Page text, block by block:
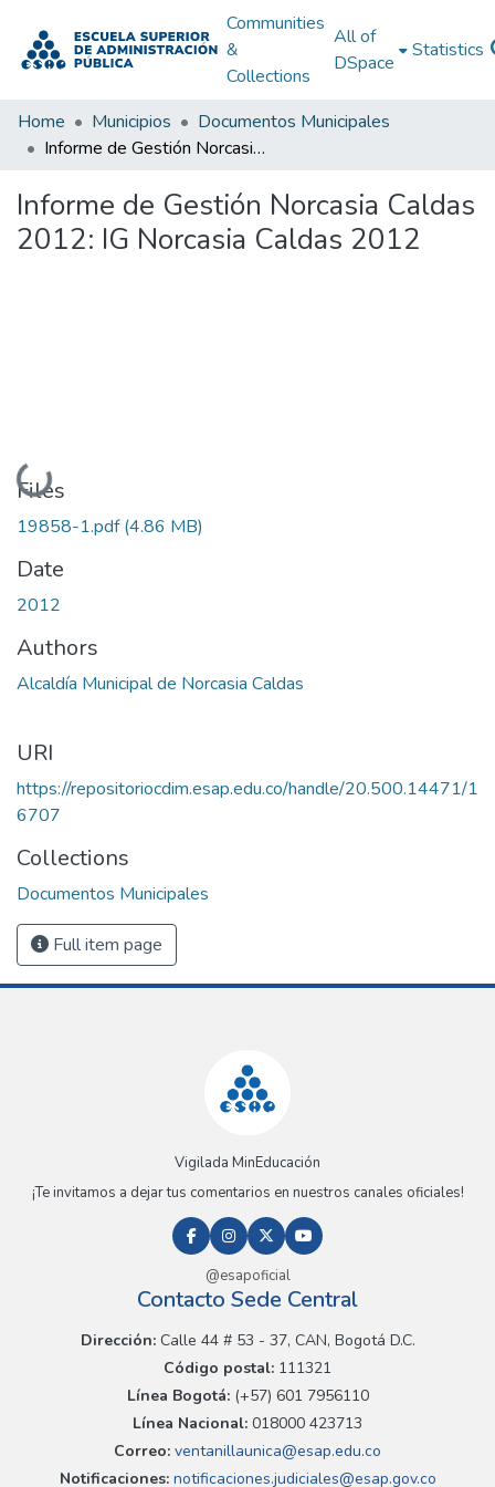
Communities
&
Collections
All of
DSpace
Statistics
Home Municipios
Documentos Municipales
Informe de Gestión Norcasia Caldas 2012: IG Norcasia Caldas 2012
Informe de Gestión Norcasia Caldas
2012: IG Norcasia Caldas 2012
Loading...
Files
19858-1.pdf(4.86 MB)
Date
2012
Authors
Alcaldía Municipal de Norcasia Caldas
URI
https://repositoriocdim.esap.edu.co/handle/20.500.14471/1
6707
Collections
Documentos Municipales
Full item page
Vigilada MinEducación
¡Te invitamos a dejar tus comentarios en nuestros canales oficiales!
@esapoficial
Contacto Sede Central
Dirección:Calle 44 # 53 - 37, CAN, Bogotá D.C.
Código postal: 111321
Línea Bogotá:(+57) 601 7956110
Línea Nacional: 018000 423713
Correo: ventanillaunica@esap.edu.co
Notificaciones:notificaciones.judiciales@esap.gov.co